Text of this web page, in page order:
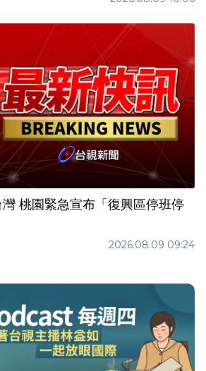
桃園緊急宣布「復興區停班停
2026.08.09 09:24